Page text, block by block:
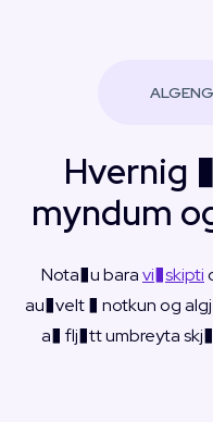
Hvernig
myndum
Nota�u baravi�skipti
au�velt � notkun og
a� flj�tt umbreyta